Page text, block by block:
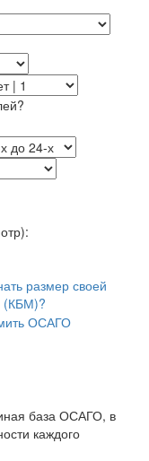
размер своей
(КБМ)?
ОСАГО
база ОСАГО, в
каждого